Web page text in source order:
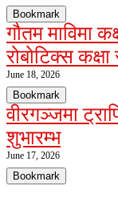
Bookmark
गौतम माविमा
रोबोटिक्स
June 18, 2026
Bookmark
वीरगञ्जमा
शुभारम्भ
June 17, 2026
Bookmark